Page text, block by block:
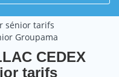
sénior tarifs
Groupama
CEDEX
tarifs